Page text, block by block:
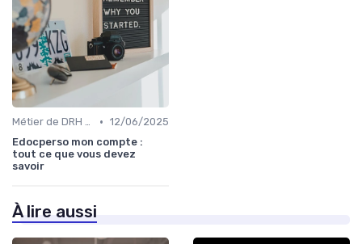
Métier de DRH & responsabilités • 12/06/2025
Edocperso mon compte :
tout ce que vous devez
savoir
À lire aussi